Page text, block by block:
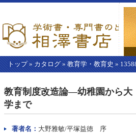
トップ» カタログ » 教育学・教育史 »
こ
か
ら
本
文】
教育制度改造論―幼稚園から大
学まで
著者名： 大野雅敏/平塚益徳 序